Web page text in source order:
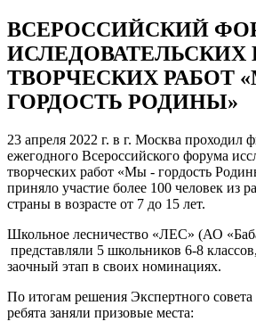
ВСЕРОССИЙСКИЙ
ИСЛЕДОВАТЕЛЬСКИХ
ТВОРЧЕСКИХ РАБОТ
ГОРДОСТЬ РОДИНЫ»
23 апреля 2022 г. в г. Москва проходил
ежегодного Всероссийского форума
творческих работ «Мы - гордость
приняло участие более 100 человек из
страны в возрасте от 7 до 15 лет.
Школьное лесничество «ЛЕС» (АО
представляли 5 школьников 6-8
заочный этап в своих номинациях.
По итогам решения Экспертного
ребята заняли призовые места: